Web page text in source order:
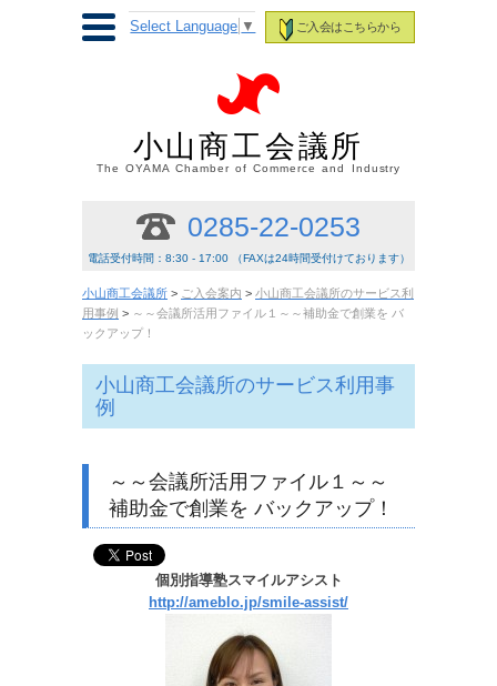
ご入会はこちらから
Select Language ▼
小山商工会議所
The OYAMA Chamber of Commerce and Industry
0285-22-0253
電話受付時間：8:30 - 17:00 （FAXは24時間受付けております）
小山商工会議所 > ご入会案内 > 小山商工会議所のサービス利
用事例 > ～～会議所活用ファイル１～～補助金で創業を バ
ックアップ！
小山商工会議所のサービス利用事
例
～～会議所活用ファイル１～～
補助金で創業を バックアップ！
個別指導塾スマイルアシスト
http://ameblo.jp/smile-assist/